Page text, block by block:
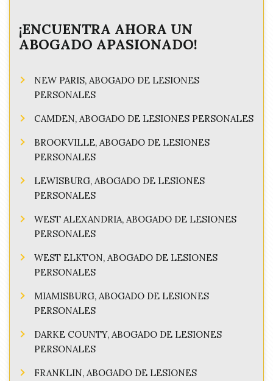
¡ENCUENTRA AHORA UN
ABOGADO APASIONADO!
NEW PARIS, ABOGADO DE LESIONES
PERSONALES
CAMDEN, ABOGADO DE LESIONES PERSONALES
BROOKVILLE, ABOGADO DE LESIONES
PERSONALES
LEWISBURG, ABOGADO DE LESIONES
PERSONALES
WEST ALEXANDRIA, ABOGADO DE LESIONES
PERSONALES
WEST ELKTON, ABOGADO DE LESIONES
PERSONALES
MIAMISBURG, ABOGADO DE LESIONES
PERSONALES
DARKE COUNTY, ABOGADO DE LESIONES
PERSONALES
FRANKLIN, ABOGADO DE LESIONES